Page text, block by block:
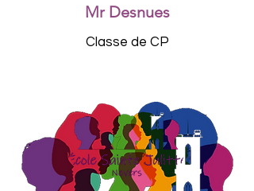
Mr Desnues
Classe de CP